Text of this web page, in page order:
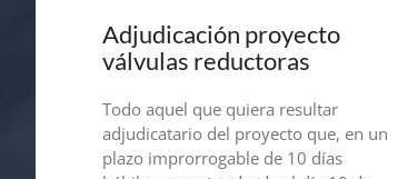
Adjudicación proyecto
válvulas reductoras
Todo aquel que quiera resultar
adjudicatario del proyecto que, en un
plazo improrrogable de 10 días